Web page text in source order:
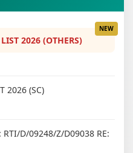
2026 (OTHERS)
2026 (SC)
RTI/D/09248/Z/D09038 RE: